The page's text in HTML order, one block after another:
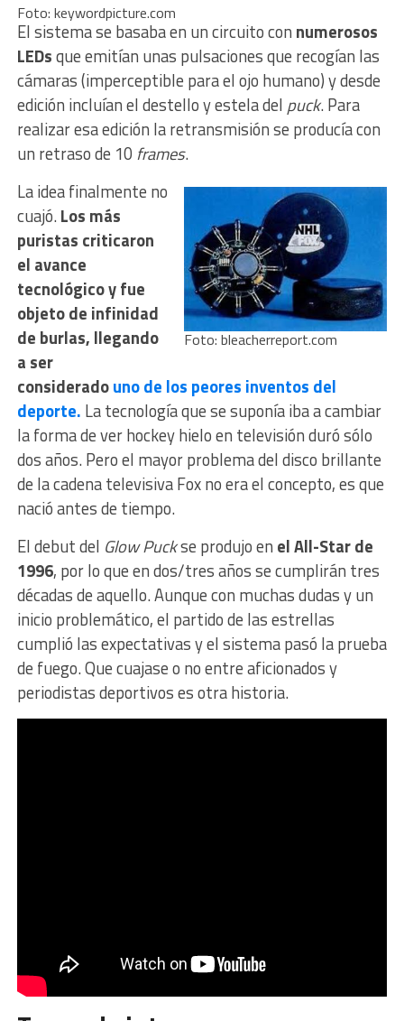
Foto: keywordpicture.com
El sistema se basaba en un circuito con numerosos
LEDsque emitían unas pulsaciones que recogían las
cámaras (imperceptible para el ojo humano) y desde
edición incluían el destello y estela del puck. Para
realizar esa edición la retransmisión se producía con
un retraso de 10 frames.
Foto: bleacherreport.com
La idea finalmente no
cuajó.Los más
puristas criticaron
el avance
tecnológico y fue
objeto de infinidad
de burlas, llegando
a ser
consideradouno de los peores inventos del
deporte. La tecnología que se suponía iba a cambiar
la forma de ver hockey hielo en televisión duró sólo
dos años. Pero el mayor problema del disco brillante
de la cadena televisiva Fox no era el concepto, es que
nació antes de tiempo.
El debut del Glow Puckse produjo en el All-Star de
1996, por lo que en dos/tres años se cumplirán tres
décadas de aquello. Aunque con muchas dudas y un
inicio problemático, el partido de las estrellas
cumplió las expectativas y el sistema pasó la prueba
de fuego. Que cuajase o no entre aficionados y
periodistas deportivos es otra historia.